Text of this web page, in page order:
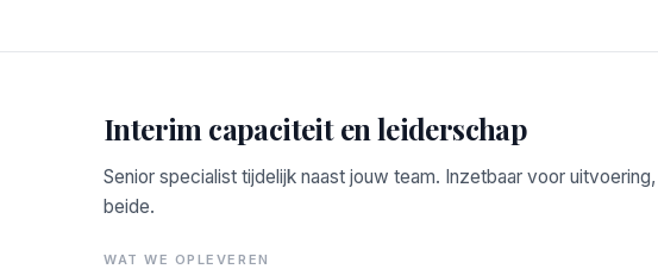
Interim capaciteit en leiderschap
Senior specialist tijdelijk naast jouw team. Inzetbaar voor
beide.
WAT WE OPLEVEREN